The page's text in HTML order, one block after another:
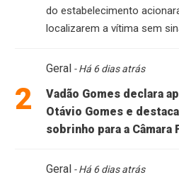
do estabelecimento
localizarem a vítima sem
2
Geral - Há 6 dias atrás
Vadão Gomes declara
Otávio Gomes e
sobrinho para a Câmara
Geral - Há 6 dias atrás